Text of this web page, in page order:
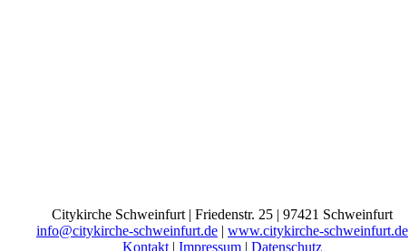
Citykirche Schweinfurt | Friedenstr. 25 | 97421 Schweinfurt
info@citykirche-schweinfurt.de | www.citykirche-schweinfurt.de
Kontakt | Impressum | Datenschutz